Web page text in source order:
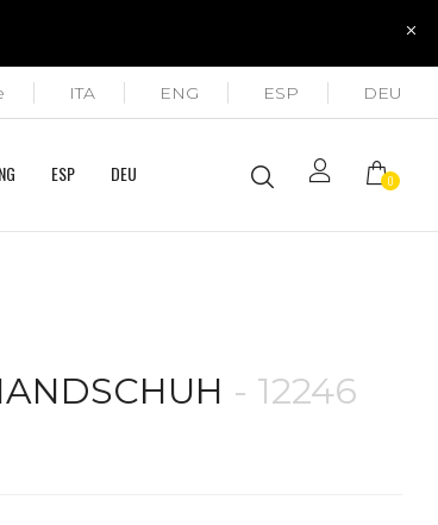
ITA ENG ESP DEU
ESP DEU 0
- 12246